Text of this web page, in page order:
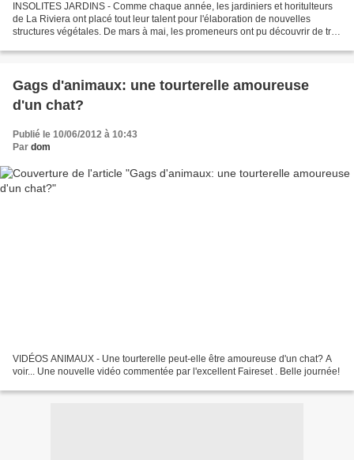
INSOLITES JARDINS - Comme chaque année, les jardiniers et horitulteurs
de La Riviera ont placé tout leur talent pour l'élaboration de nouvelles
structures végétales. De mars à mai, les promeneurs ont pu découvrir de très
Gags d'animaux: une tourterelle amoureuse
d'un chat?
Publié le 10/06/2012 à 10:43
Par dom
VIDÉOS ANIMAUX - Une tourterelle peut-elle être amoureuse d'un chat? A
voir... Une nouvelle vidéo commentée par l'excellent Faireset . Belle journée!